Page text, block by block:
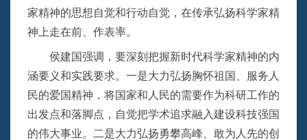
家精神的思想自觉和行动自觉，在传承弘扬科学家精
神上走在前、作表率。
侯建国强调，要深刻把握新时代科学家精神的内
涵要义和实践要求。一是大力弘扬胸怀祖国、服务人
民的爱国精神，将国家和人民的需要作为科研工作的
出发点和落脚点，自觉把学术追求融入建设科技强国
的伟大事业。二是大力弘扬勇攀高峰、敢为人先的创